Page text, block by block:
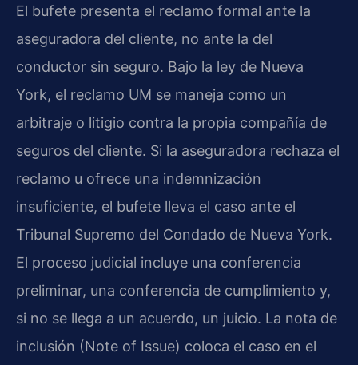
El bufete presenta el reclamo formal ante la
aseguradora del cliente, no ante la del
conductor sin seguro. Bajo la ley de Nueva
York, el reclamo UM se maneja como un
arbitraje o litigio contra la propia compañía de
seguros del cliente. Si la aseguradora rechaza el
reclamo u ofrece una indemnización
insuficiente, el bufete lleva el caso ante el
Tribunal Supremo del Condado de Nueva York.
El proceso judicial incluye una conferencia
preliminar, una conferencia de cumplimiento y,
si no se llega a un acuerdo, un juicio. La nota de
inclusión (Note of Issue) coloca el caso en el